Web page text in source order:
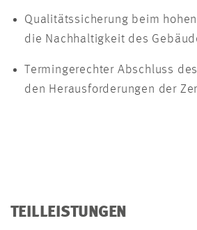
Qualitätssicherung beim
die Nachhaltigkeit des
Termingerechter Abschluss
den Herausforderungen der
TEILLEISTUNGEN